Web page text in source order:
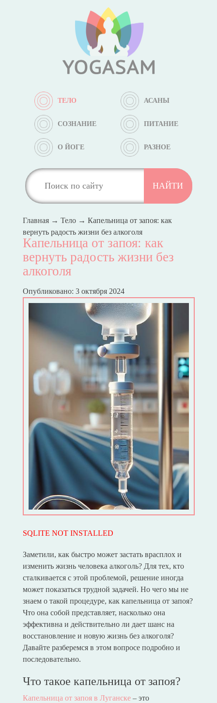
ТЕЛО АСАНЫ
СОЗНАНИЕ ПИТАНИЕ
О ЙОГЕ РАЗНОЕ
Главная→ Тело→ Капельница от запоя: как
вернуть радость жизни без алкоголя
Капельница от запоя: как
вернуть радость жизни без
алкоголя
Опубликовано: 3 октября 2024
SQLITE NOT INSTALLED
Заметили, как быстро может застать врасплох и
изменить жизнь человека алкоголь? Для тех, кто
сталкивается с этой проблемой, решение иногда
может показаться трудной задачей. Но чего мы не
знаем о такой процедуре, как капельница от запоя?
Что она собой представляет, насколько она
эффективна и действительно ли дает шанс на
восстановление и новую жизнь без алкоголя?
Давайте разберемся в этом вопросе подробно и
последовательно.
Что такое капельница от запоя?
Капельница от запоя в Луганске– это